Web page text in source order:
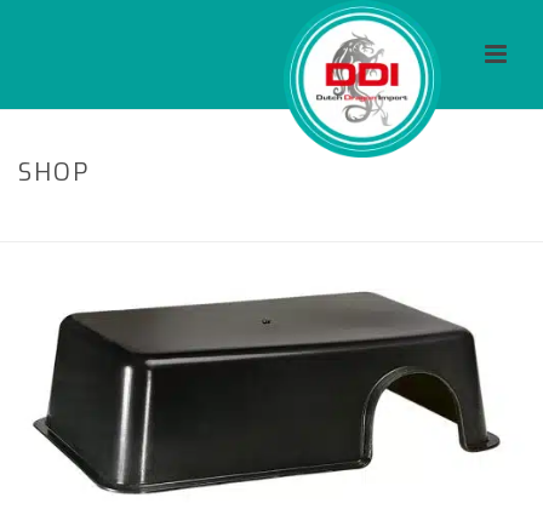
SHOP